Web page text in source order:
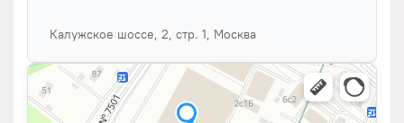
Калужское шоссе, 2, стр. 1, Москва